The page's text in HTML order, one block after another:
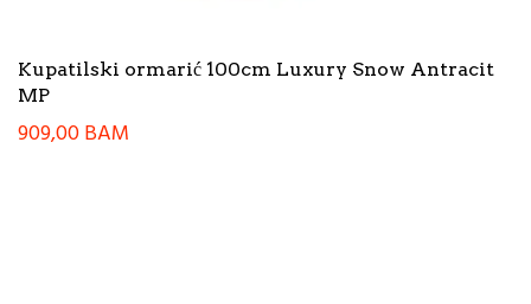
Kupatilski ormarić 100cm Luxury Snow Antracit
MP
909,00BAM